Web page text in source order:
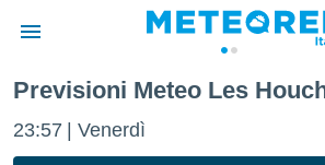
di
Previsioni Meteo Les
23:57 Venerdì